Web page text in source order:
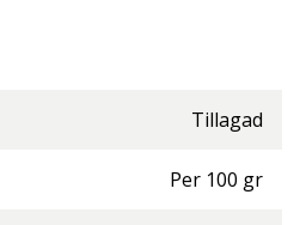
Tillagad
Per 100 gr